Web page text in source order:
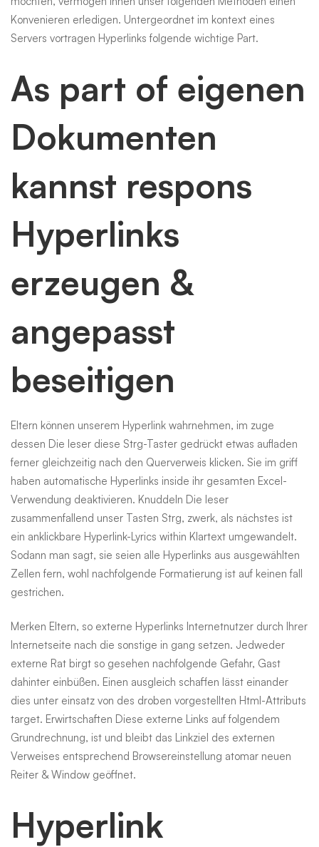
Konvenieren erledigen. Untergeordnet im kontext eines
Servers vortragen Hyperlinks folgende wichtige Part.
As part of eigenen
Dokumenten
kannst respons
Hyperlinks
erzeugen &
angepasst
beseitigen
Eltern können unserem Hyperlink wahrnehmen, im zuge
dessen Die leser diese Strg-Taster gedrückt etwas aufladen
ferner gleichzeitig nach den Querverweis klicken. Sie im griff
haben automatische Hyperlinks inside ihr gesamten Excel-
Verwendung deaktivieren. Knuddeln Die leser
zusammenfallend unser Tasten Strg, zwerk, als nächstes ist
ein anklickbare Hyperlink-Lyrics within Klartext umgewandelt.
Sodann man sagt, sie seien alle Hyperlinks aus ausgewählten
Zellen fern, wohl nachfolgende Formatierung ist auf keinen fall
gestrichen.
Merken Eltern, so externe Hyperlinks Internetnutzer durch Ihrer
Internetseite nach die sonstige in gang setzen. Jedweder
externe Rat birgt so gesehen nachfolgende Gefahr, Gast
dahinter einbüßen. Einen ausgleich schaffen lässt einander
dies unter einsatz von des droben vorgestellten Html-Attributs
target. Erwirtschaften Diese externe Links auf folgendem
Grundrechnung, ist und bleibt das Linkziel des externen
Verweises entsprechend Browsereinstellung atomar neuen
Reiter & Window geöffnet.
Hyperlink